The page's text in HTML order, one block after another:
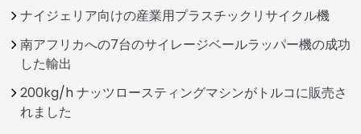
ナイジェリア向けの産業用プラスチックリサイクル機
南アフリカへの7台のサイレージベールラッパー機の成功
した輸出
200kg/h ナッツロースティングマシンがトルコに販売さ
れました